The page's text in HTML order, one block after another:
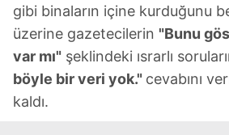
gibi binaların içine kurduğunu
üzerine gazetecilerin "Bunu
var mı" şeklindeki ısrarlı
böyle bir veri yok." cevabını
kaldı.